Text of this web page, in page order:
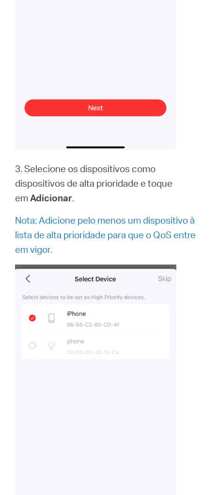
3. Selecione os dispositivos como
dispositivos de alta prioridade e toque
emAdicionar.
Nota:Adicione pelo menos um dispositivo à
lista de alta prioridade para que o QoS entre
em vigor.